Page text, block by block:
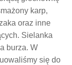
karp,
oraz inne
Sielanka
burza. W
się do